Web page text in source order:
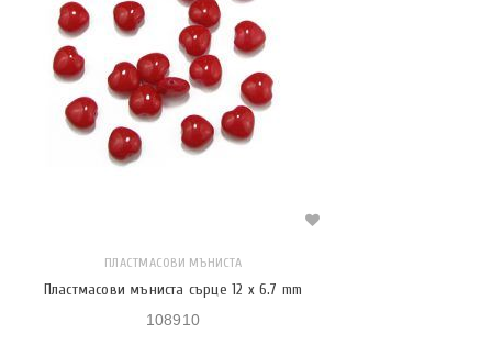
ПЛАСТМАСОВИ МЪНИСТА
Пластмасови мъниста сърце 12 x 6.7 mm
108910